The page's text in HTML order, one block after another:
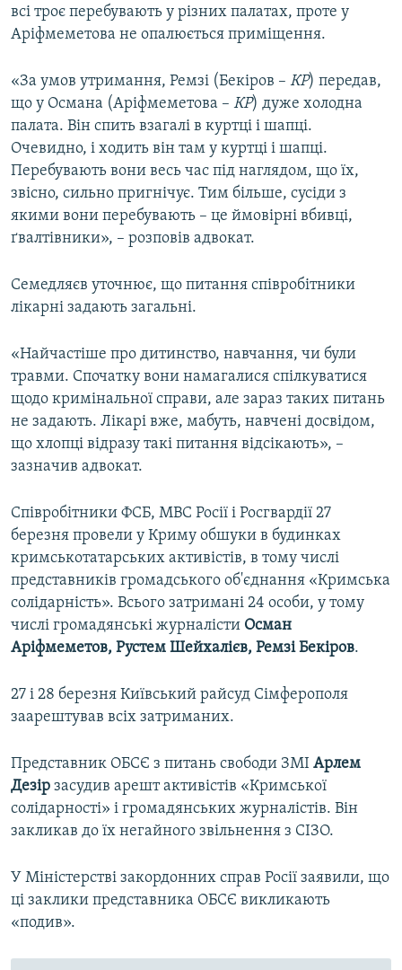
всі троє перебувають у різних палатах, проте у
Аріфмеметова не опалюється приміщення.
«За умов утримання, Ремзі (Бекіров – КР) передав,
що у Османа (Аріфмеметова – КР) дуже холодна
палата. Він спить взагалі в куртці і шапці.
Очевидно, і ходить він там у куртці і шапці.
Перебувають вони весь час під наглядом, що їх,
звісно, сильно пригнічує. Тим більше, сусіди з
якими вони перебувають – це ймовірні вбивці,
ґвалтівники», – розповів адвокат.
Семедляєв уточнює, що питання співробітники
лікарні задають загальні.
«Найчастіше про дитинство, навчання, чи були
травми. Спочатку вони намагалися спілкуватися
щодо кримінальної справи, але зараз таких питань
не задають. Лікарі вже, мабуть, навчені досвідом,
що хлопці відразу такі питання відсікають», –
зазначив адвокат.
Співробітники ФСБ, МВС Росії і Росгвардії 27
березня провели у Криму обшуки в будинках
кримськотатарських активістів, в тому числі
представників громадського об'єднання «Кримська
солідарність». Всього затримані 24 особи, у тому
числі громадянські журналісти Осман
Аріфмеметов, Рустем Шейхалієв, Ремзі Бекіров.
27 і 28 березня Київський райсуд Сімферополя
заарештував всіх затриманих.
Представник ОБСЄ з питань свободи ЗМІ Арлем
Дезір засудив арешт активістів «Кримської
солідарності» і громадянських журналістів. Він
закликав до їх негайного звільнення з СІЗО.
У Міністерстві закордонних справ Росії заявили, що
ці заклики представника ОБСЄ викликають
«подив».